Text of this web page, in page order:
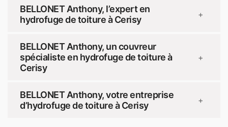
BELLONET Anthony, l’expert en
hydrofuge de toiture à Cerisy
+
BELLONET Anthony, un couvreur
spécialiste en hydrofuge de toiture à
Cerisy
+
BELLONET Anthony, votre entreprise
d’hydrofuge de toiture à Cerisy
+